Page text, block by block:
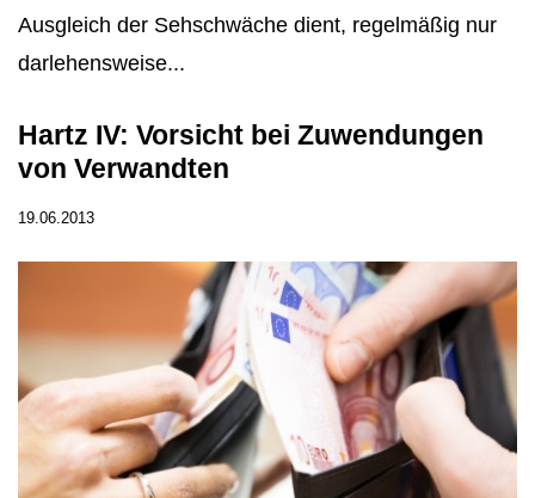
Ausgleich der Sehschwäche dient, regelmäßig nur
darlehensweise...
Hartz IV: Vorsicht bei Zuwendungen
von Verwandten
19.06.2013